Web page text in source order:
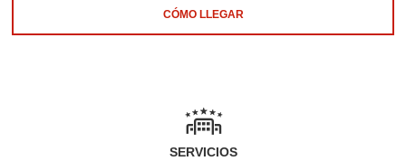
CÓMO LLEGAR
SERVICIOS